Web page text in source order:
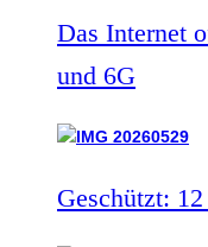
Das Internet
und 6G
Geschützt: